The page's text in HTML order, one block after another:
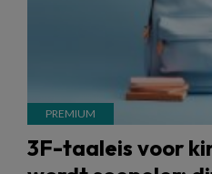
3F-taaleis voor